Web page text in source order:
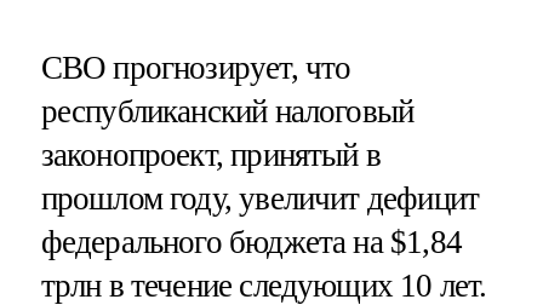
CBO прогнозирует, что
республиканский налоговый
законопроект, принятый в
прошлом году, увеличит дефицит
федерального бюджета на $1,84
трлн в течение следующих 10 лет.